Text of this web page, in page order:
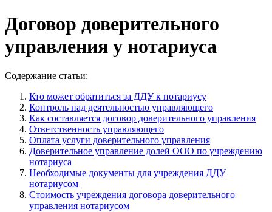
Договор доверительного
управления у нотариуса
Содержание статьи:
Кто может обратиться за ДДУ к нотариусу
Контроль над деятельностью управляющего
Как составляется договор доверительного управления
Ответственность управляющего
Оплата услуги доверительного управления
Доверительное управление долей ООО по учреждению
нотариуса
Необходимые документы для учреждения ДДУ
нотариусом
Стоимость учреждения договора доверительного
управления нотариусом